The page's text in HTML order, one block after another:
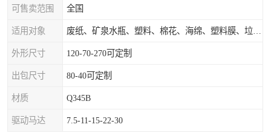
可售卖范围 全国
适用对象
外形尺寸 120-70-270可定制
出包尺寸 80-40可定制
材质 Q345B
驱动马达 7.5-11-15-22-30